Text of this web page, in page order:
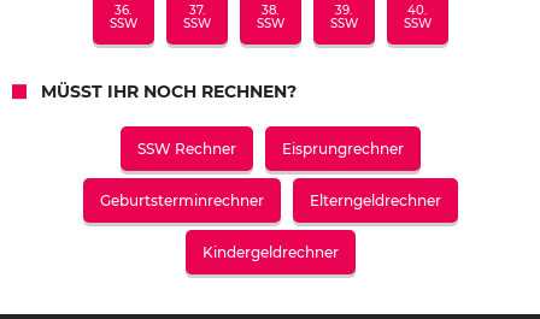
36.
SSW
37.
SSW
38.
SSW
39.
SSW
40.
SSW
MÜSST IHR NOCH RECHNEN?
SSW Rechner Eisprungrechner
Geburtsterminrechner Elterngeldrechner
Kindergeldrechner